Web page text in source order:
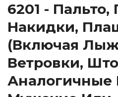
6201 - Пальто,
Накидки,
(включая
Ветровки,
Аналогичные